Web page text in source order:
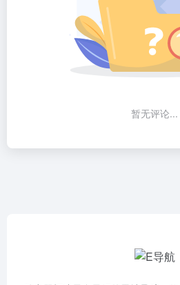
暂无评论...